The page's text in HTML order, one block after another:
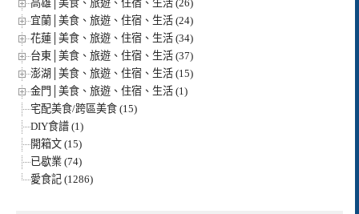
高雄│美食、旅遊、住宿、生活 (26)
宜蘭│美食、旅遊、住宿、生活 (24)
花蓮│美食、旅遊、住宿、生活 (34)
台東│美食、旅遊、住宿、生活 (37)
澎湖│美食、旅遊、住宿、生活 (15)
金門│美食、旅遊、住宿、生活 (1)
宅配美食/跨區美食 (15)
DIY食譜 (1)
開箱文 (15)
已歇業 (74)
愛食記 (1286)